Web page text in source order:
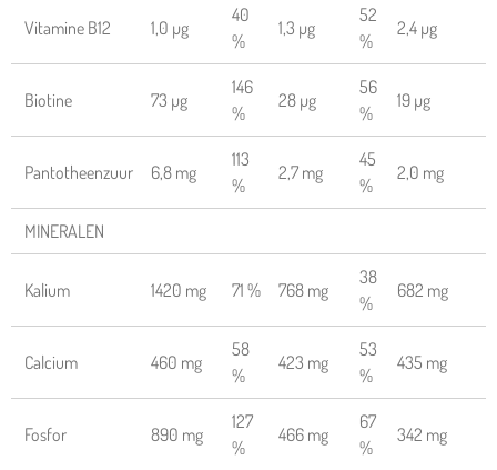
Vitamine B12 1,0 µg
40
%
1,3 µg
52
%
2,4 µg
Biotine 73 µg
146
%
28 µg
56
%
19 µg
Pantotheenzuur 6,8 mg
113
%
2,7 mg
45
%
2,0 mg
MINERALEN
Kalium 1420 mg 71 % 768 mg
38
%
682 mg
Calcium 460 mg
58
%
423 mg
53
%
435 mg
Fosfor 890 mg
127
%
466 mg
67
%
342 mg